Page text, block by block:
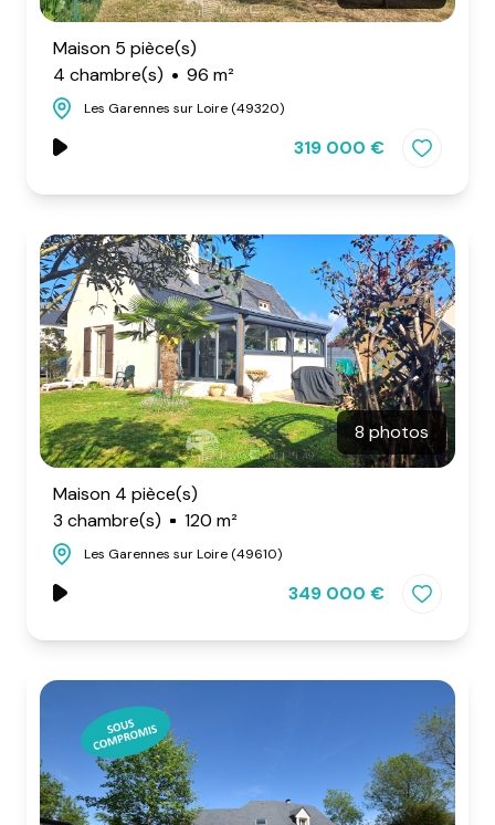
Maison 5 pièce(s)
4 chambre(s)
96 m²
Les Garennes sur Loire (49320)
319 000 €
8 photos
Maison 4 pièce(s)
3 chambre(s)
120 m²
Les Garennes sur Loire (49610)
349 000 €